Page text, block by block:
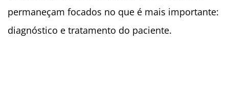
permaneçam focados no que é mais importante:
diagnóstico e tratamento do paciente.